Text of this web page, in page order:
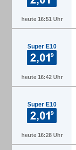
heute 16:51 Uhr
Super E10
heute 16:42 Uhr
Super E10
heute 16:28 Uhr